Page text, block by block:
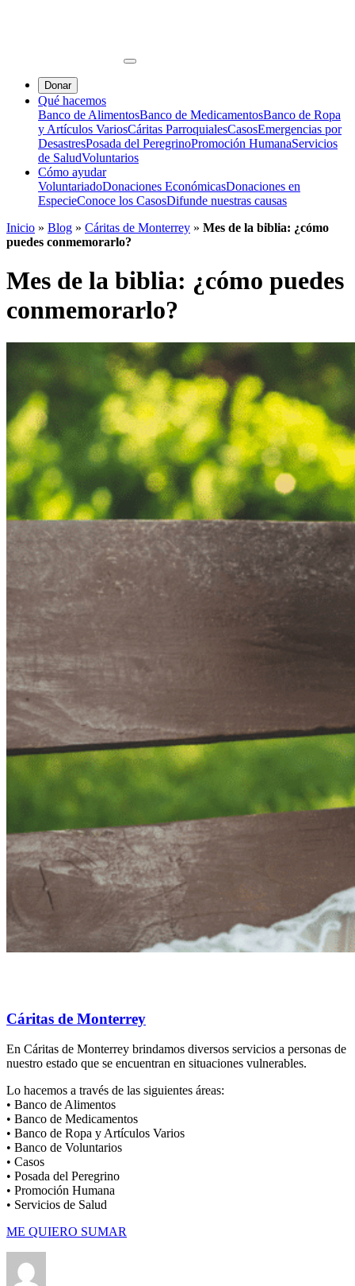
Donar
Qué hacemos
Banco de AlimentosBanco de MedicamentosBanco de Ropa
y Artículos VariosCáritas ParroquialesCasosEmergencias por
DesastresPosada del PeregrinoPromoción HumanaServicios
de SaludVoluntarios
Cómo ayudar
VoluntariadoDonaciones EconómicasDonaciones en
EspecieConoce los CasosDifunde nuestras causas
Inicio » Blog » Cáritas de Monterrey » Mes de la biblia: ¿cómo
puedes conmemorarlo?
Mes de la biblia: ¿cómo puedes
conmemorarlo?
Cáritas de Monterrey
En Cáritas de Monterrey brindamos diversos servicios a personas de
nuestro estado que se encuentran en situaciones vulnerables.
Lo hacemos a través de las siguientes áreas:
• Banco de Alimentos
• Banco de Medicamentos
• Banco de Ropa y Artículos Varios
• Banco de Voluntarios
• Casos
• Posada del Peregrino
• Promoción Humana
• Servicios de Salud
ME QUIERO SUMAR